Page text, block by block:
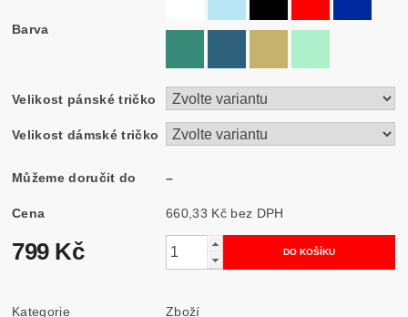
Barva
Velikost pánské tričko
Velikost dámské tričko
Můžeme doručit do –
Cena 660,33 Kč bez DPH
799 Kč
Kategorie Zboží